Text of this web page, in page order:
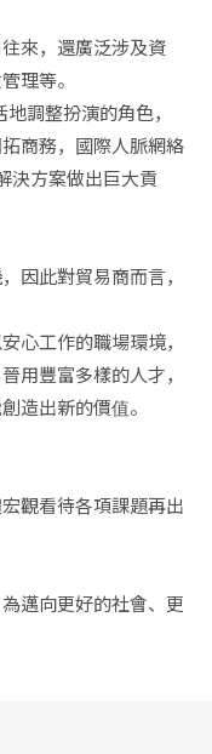
來，還廣泛涉及資
理等。
調整扮演的角色，
商務，國際人脈網絡
決方案做出巨大貢
因此對貿易商而言，
心工作的職場環境，
用豐富多樣的人才，
造出新的價值。
觀看待各項課題再出
邁向更好的社會、更